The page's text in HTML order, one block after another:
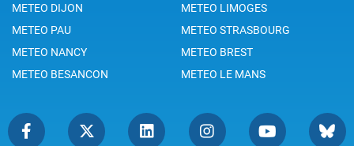
METEO DIJON
METEO LIMOGES
METEO PAU
METEO STRASBOURG
METEO NANCY
METEO BREST
METEO BESANCON
METEO LE MANS